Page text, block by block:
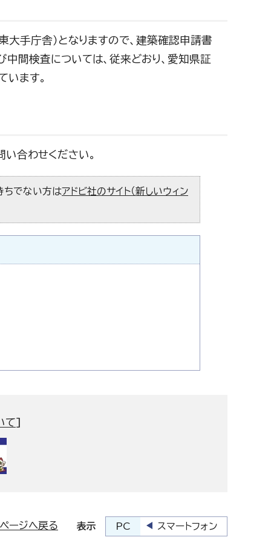
手庁舎）となりますので、建築確認申請書
中間検査については、従来どおり、愛知県証
います。
合わせください。
ちでない方はアドビ社のサイト（新しいウィン
て]
ージへ戻る 表示 PC スマートフォン